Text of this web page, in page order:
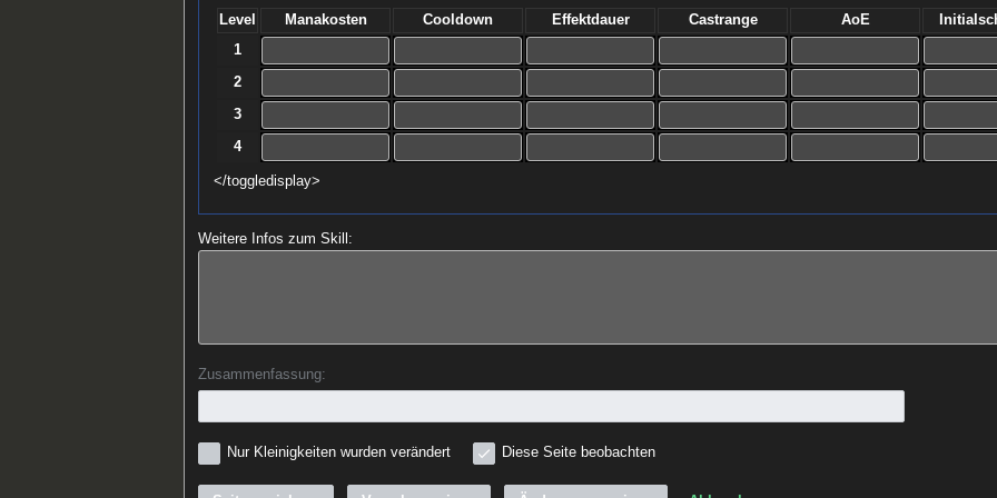
Level Manakosten Cooldown Effektdauer Castrange AoE
1
2
3
4
</toggledisplay>
Weitere Infos zum Skill:
Zusammenfassung:
Nur Kleinigkeiten wurden verändert Diese Seite beobachten